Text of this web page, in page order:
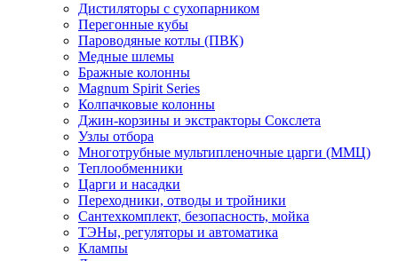
Дистиляторы с сухопарником
Перегонные кубы
Пароводяные котлы (ПВК)
Медные шлемы
Бражные колонны
Magnum Spirit Series
Колпачковые колонны
Джин-корзины и экстракторы Сокслета
Узлы отбора
Многотрубные мультипленочные царги (ММЦ)
Теплообменники
Царги и насадки
Переходники, отводы и тройники
Сантехкомплект, безопасность, мойка
ТЭНы, регуляторы и автоматика
Клампы